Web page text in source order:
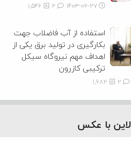
۱۴۰۳-۰۶-۲۷ 1,546
استفاده از آب فاضلاب جهت
بکارگیری در تولید برق یکی از
اهداف مهم نیروگاه سیکل
ترکیبی کازرون
1,682
با عکس